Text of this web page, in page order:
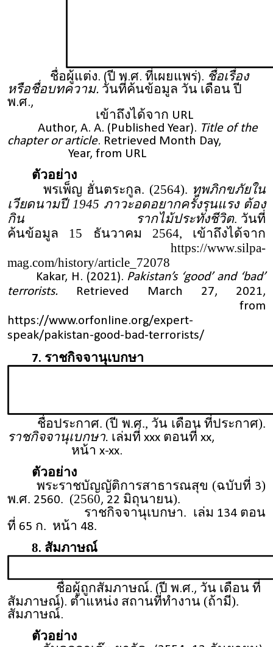
ชื่อผู้แต่ง. (ปี พ.ศ. ที่เผยแพร่). ชื่อเรื่อง
หรือชื่อบทความ. วันที่ค้นข้อมูล วัน เดือน ปี
พ.ศ.,
เข้าถึงได้จาก URL
Author, A. A. (Published Year). Title of the
chapter or article. Retrieved Month Day,
Year, from URL
ตัวอย่าง
พรเพ็ญ ฮั่นตระกูล. (2564). ทุพภิกขภัยใน
เวียดนามปี 1945 ภาวะอดอยากครั้งรุนแรง ต้อง
กิน รากไม้ประทังชีวิต. วันที่
ค้นข้อมูล 15 ธันวาคม 2564, เข้าถึงได้จาก
https://www.silpa-
mag.com/history/article_72078
Kakar, H. (2021). Pakistan’s ‘good’ and ‘bad’
terrorists. Retrieved March 27, 2021,
from
https://www.orfonline.org/expert-
speak/pakistan-good-bad-terrorists/
7. ราชกิจจานุเบกษา
ชื่อประกาศ. (ปี พ.ศ., วัน เดือน ที่ประกาศ).
ราชกิจจานุเบกษา. เล่มที่ xxx ตอนที่ xx,
หน้า x-xx.
ตัวอย่าง
พระราชบัญญัติการสาธารณสุข (ฉบับที่ 3)
พ.ศ. 2560. (2560, 22 มิถุนายน).
ราชกิจจานุเบกษา. เล่ม 134ตอน
ที่ 65 ก. หน้า 48.
8. สัมภาษณ์
ชื่อผู้ถูกสัมภาษณ์. (ปี พ.ศ., วัน เดือน ที่
สัมภาษณ์). ตำแหน่ง สถานที่ทำงาน (ถ้ามี).
สัมภาษณ์.
ตัวอย่าง